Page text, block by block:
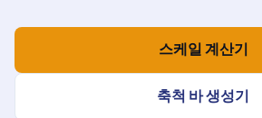
스케일 계산기
축척 바 생성기